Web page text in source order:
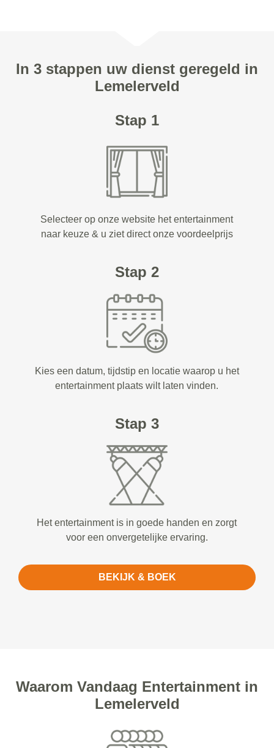
In 3 stappen uw dienst geregeld in
Lemelerveld
Stap 1
Selecteer op onze website het entertainment
naar keuze & u ziet direct onze voordeelprijs
Stap 2
Kies een datum, tijdstip en locatie waarop u het
entertainment plaats wilt laten vinden.
Stap 3
Het entertainment is in goede handen en zorgt
voor een onvergetelijke ervaring.
BEKIJK & BOEK
Waarom Vandaag Entertainment in
Lemelerveld